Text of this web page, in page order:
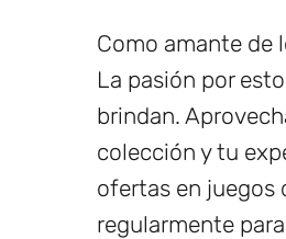
Como amante de
La pasión por
brindan.
colección y tu
ofertas en juegos
regularmente